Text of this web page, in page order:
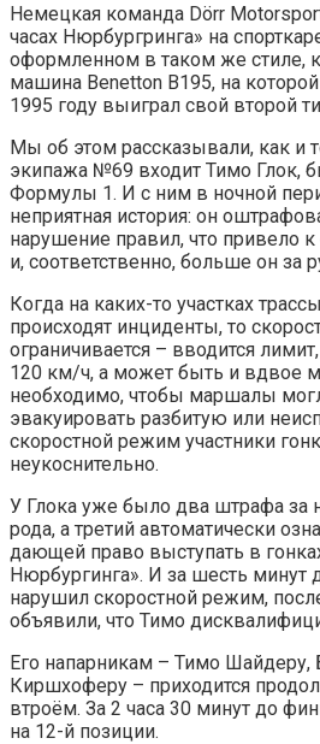
Немецкая команда Dörr
часах Нюрбургринга» на
оформленном в таком же стиле,
машина Benetton B195, на
1995 году выиграл свой второй
Мы об этом рассказывали, как и
экипажа №69 входит Тимо Глок,
Формулы 1. И с ним в ночной
неприятная история: он
нарушение правил, что привело
и, соответственно, больше он за
Когда на каких-то участках
происходят инциденты, то
ограничивается – вводится
120 км/ч, а может быть и вдвое
необходимо, чтобы маршалы
эвакуировать разбитую или
скоростной режим участники
неукоснительно.
У Глока уже было два штрафа за
рода, а третий автоматически
дающей право выступать в
Нюрбургинга». И за шесть минут
нарушил скоростной режим,
объявили, что Тимо
Его напарникам – Тимо
Киршхоферу – приходится
втроём. За 2 часа 30 минут до
на 12-й позиции.